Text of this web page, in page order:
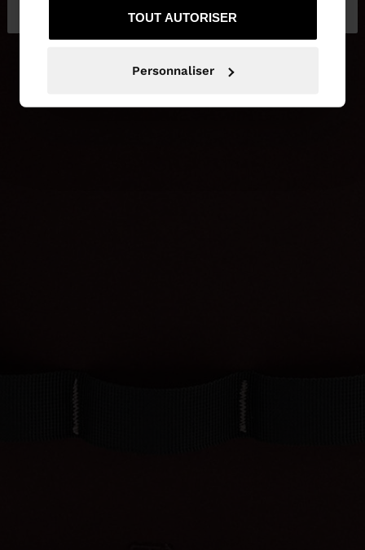
TOUT AUTORISER
Personnaliser